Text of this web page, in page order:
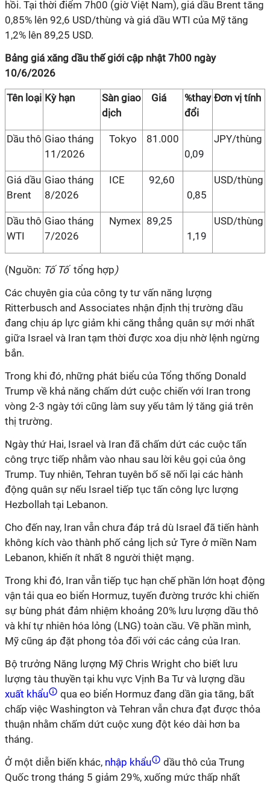
hồi. Tại thời điểm 7h00 (giờ Việt Nam), giá dầu Brent tăng
0,85% lên 92,6 USD/thùng và giá dầu WTI của Mỹ tăng
1,2% lên 89,25 USD.
Bảng giá xăng dầu thế giới cập nhật 7h00 ngày
10/6/2026
Tên loại Kỳ hạn
Sàn giao
dịch
Giá
%thay
đổi
Đơn vị tính
Dầu thô Giao tháng
11/2026
Tokyo
81.000
0,09
JPY/thùng
Giá dầu
Brent
Giao tháng
8/2026
ICE
92,60
0,85
USD/thùng
Dầu thô
WTI
Giao tháng
7/2026
Nymex 89,25
1,19
USD/thùng
(Nguồn: Tố Tố tổng hợp)
Các chuyên gia của công ty tư vấn năng lượng
Ritterbusch and Associates nhận định thị trường dầu
đang chịu áp lực giảm khi căng thẳng quân sự mới nhất
giữa Israel và Iran tạm thời được xoa dịu nhờ lệnh ngừng
bắn.
Trong khi đó, những phát biểu của Tổng thống Donald
Trump về khả năng chấm dứt cuộc chiến với Iran trong
vòng 2-3 ngày tới cũng làm suy yếu tâm lý tăng giá trên
thị trường.
Ngày thứ Hai, Israel và Iran đã chấm dứt các cuộc tấn
công trực tiếp nhằm vào nhau sau lời kêu gọi của ông
Trump. Tuy nhiên, Tehran tuyên bố sẽ nối lại các hành
động quân sự nếu Israel tiếp tục tấn công lực lượng
Hezbollah tại Lebanon.
Cho đến nay, Iran vẫn chưa đáp trả dù Israel đã tiến hành
không kích vào thành phố cảng lịch sử Tyre ở miền Nam
Lebanon, khiến ít nhất 8 người thiệt mạng.
Trong khi đó, Iran vẫn tiếp tục hạn chế phần lớn hoạt động
vận tải qua eo biển Hormuz, tuyến đường trước khi chiến
sự bùng phát đảm nhiệm khoảng 20% lưu lượng dầu thô
và khí tự nhiên hóa lỏng (LNG) toàn cầu. Về phần mình,
Mỹ cũng áp đặt phong tỏa đối với các cảng của Iran.
Bộ trưởng Năng lượng Mỹ Chris Wright cho biết lưu
lượng tàu thuyền tại khu vực Vịnh Ba Tư và lượng dầu
xuất khẩu
qua eo biển Hormuz đang dần gia tăng, bất
chấp việc Washington và Tehran vẫn chưa đạt được thỏa
thuận nhằm chấm dứt cuộc xung đột kéo dài hơn ba
tháng.
Ở một diễn biến khác, nhập khẩu
dầu thô của Trung
Quốc trong tháng 5 giảm 29%, xuống mức thấp nhất